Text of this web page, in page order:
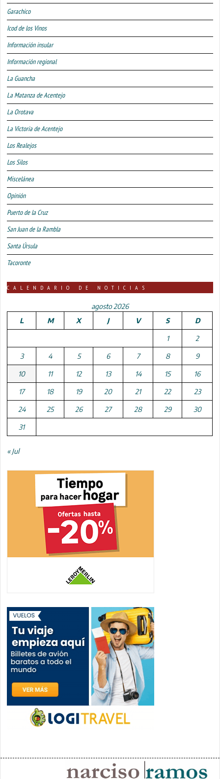
Garachico
Icod de los Vinos
Información insular
Información regional
La Guancha
La Matanza de Acentejo
La Orotava
La Victoria de Acentejo
Los Realejos
Los Silos
Miscelánea
Opinión
Puerto de la Cruz
San Juan de la Rambla
Santa Úrsula
Tacoronte
CALENDARIO DE NOTICIAS
agosto 2026
L
M X J V S D
1 2
3 4 5 6 7 8 9
10 11 12 13 14 15 16
17 18 19 20 21 22 23
24 25 26 27 28 29 30
31
« Jul